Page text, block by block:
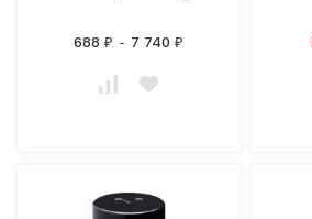
688₽ - 7 740₽